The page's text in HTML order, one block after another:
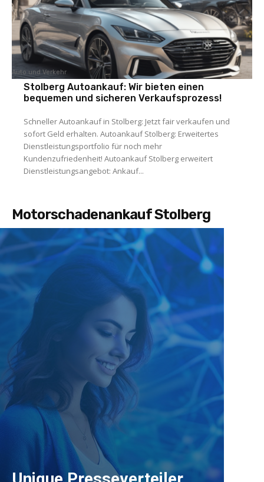
Auto und Verkehr
Stolberg Autoankauf: Wir bieten einen
bequemen und sicheren Verkaufsprozess!
Schneller Autoankauf in Stolberg: Jetzt fair verkaufen und
sofort Geld erhalten. Autoankauf Stolberg: Erweitertes
Dienstleistungsportfolio für noch mehr
Kundenzufriedenheit! Autoankauf Stolberg erweitert
Dienstleistungsangebot: Ankauf...
Motorschadenankauf Stolberg